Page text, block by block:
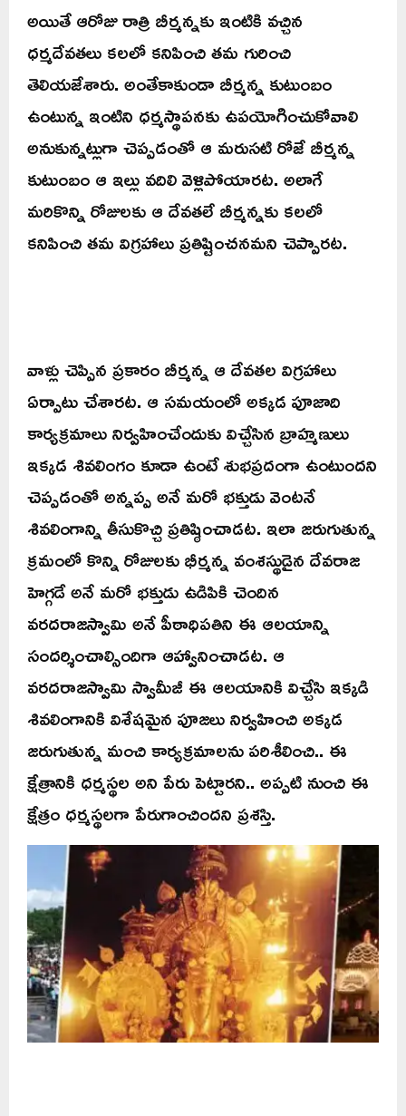
అయితే ఆరోజు రాత్రి బీర్మన్నకు ఇంటికి వచ్చిన
ధర్మదేవతలు కలలో కనిపించి తమ గురించి
తెలియజేశారు. అంతేకాకుండా బీర్మన్న కుటుంబం
ఉంటున్న ఇంటిని ధర్మస్థాపనకు ఉపయోగించుకోవాలి
అనుకున్నట్లుగా చెప్పడంతో ఆ మరుసటి రోజే బీర్మన్న
కుటుంబం ఆ ఇల్లు వదిలి వెళ్లిపోయారట. అలాగే
మరికొన్ని రోజులకు ఆ దేవతలే బీర్మన్నకు కలలో
కనిపించి తమ విగ్రహాలు ప్రతిష్టించనమని చెప్పారట.
వాళ్లు చెప్పిన ప్రకారం బీర్మన్న ఆ దేవతల విగ్రహాలు
ఏర్పాటు చేశారట. ఆ సమయంలో అక్కడ పూజాది
కార్యక్రమాలు నిర్వహించేందుకు విచ్చేసిన బ్రాహ్మణులు
ఇక్కడ శివలింగం కూడా ఉంటే శుభప్రదంగా ఉంటుందని
చెప్పడంతో అన్నప్ప అనే మరో భక్తుడు వెంటనే
శివలింగాన్ని తీసుకొచ్చి ప్రతిష్ఠించాడట. ఇలా జరుగుతున్న
క్రమంలో కొన్ని రోజులకు భీర్మన్న వంశస్థుడైన దేవరాజ
హెగ్గడే అనే మరో భక్తుడు ఉడిపికి చెందిన
వరదరాజస్వామి అనే పీఠాధిపతిని ఈ ఆలయాన్ని
సందర్శించాల్సిందిగా ఆహ్వానించాడట. ఆ
వరదరాజస్వామి స్వామీజీ ఈ ఆలయానికి విచ్చేసి ఇక్కడి
శివలింగానికి విశేషమైన పూజలు నిర్వహించి అక్కడ
జరుగుతున్న మంచి కార్యక్రమాలను పరిశీలించి.. ఈ
క్షేత్రానికి ధర్మస్థల అని పేరు పెట్టారని.. అప్పటి నుంచి ఈ
క్షేత్రం ధర్మస్థలగా పేరుగాంచిందని ప్రశస్తి.